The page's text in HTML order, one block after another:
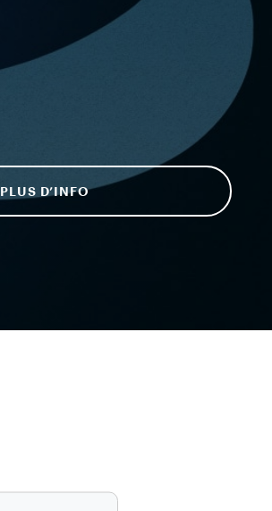
PLUS D’INFO